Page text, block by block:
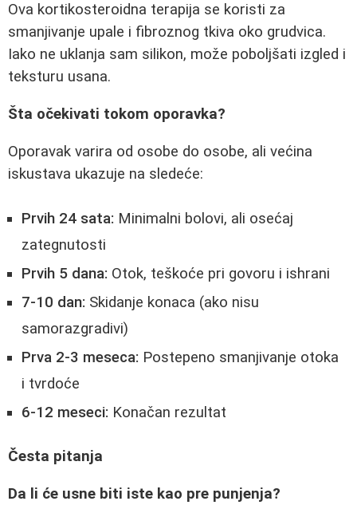
Ova kortikosteroidna terapija se koristi za
smanjivanje upale i fibroznog tkiva oko grudvica.
Iako ne uklanja sam silikon, može poboljšati izgled i
teksturu usana.
Šta očekivati tokom oporavka?
Oporavak varira od osobe do osobe, ali većina
iskustava ukazuje na sledeće:
Prvih 24 sata: Minimalni bolovi, ali osećaj
zategnutosti
Prvih 5 dana: Otok, teškoće pri govoru i ishrani
7-10 dan: Skidanje konaca (ako nisu
samorazgradivi)
Prva 2-3 meseca: Postepeno smanjivanje otoka
i tvrdoće
6-12 meseci: Konačan rezultat
Česta pitanja
Da li će usne biti iste kao pre punjenja?